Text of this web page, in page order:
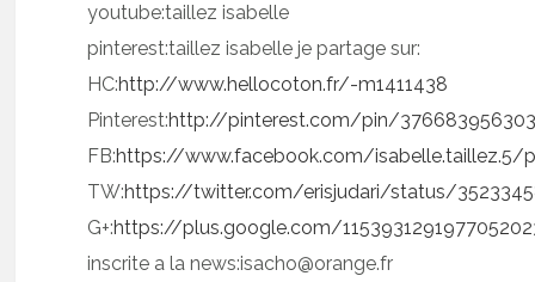
youtube:taillez isabelle
pinterest:taillez isabelle je partage sur:
HC:http://www.hellocoton.fr/-m1411438
Pinterest:http://pinterest.com/pin/
FB:https://www.facebook.com/isabelle.taillez.5/
TW:https://twitter.com/erisjudari/status/
G+:https://plus.google.com/
inscrite a la news:isacho@orange.fr